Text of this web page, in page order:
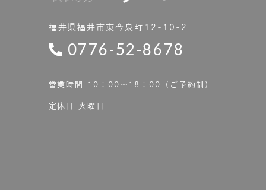
福井県福井市東今泉町12-10-2
0776-52-8678
営業時間 10：00〜18：00（ご予約制）
定休日 火曜日